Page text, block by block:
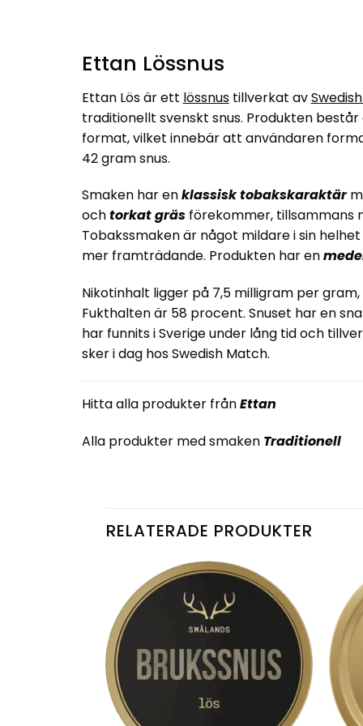
Ettan Lössnus
Ettan Lös är ett lössnustillverkat av
traditionellt svenskt snus. Produkten
format, vilket innebär att användaren
42 gram snus.
Smaken har enklassisktobakskaraktär
ochtorkatgräsförekommer, tillsammans
Tobakssmaken är något mildare i sin
mer framträdande. Produkten har en
Nikotinhalt ligger på 7,5 milligram per
Fukthalten är 58 procent. Snuset har en
har funnits i Sverige under lång tid och
sker i dag hos Swedish Match.
Hitta alla produkter frånEttan
Alla produkter med smaken Traditionell
RELATERADE PRODUKTER